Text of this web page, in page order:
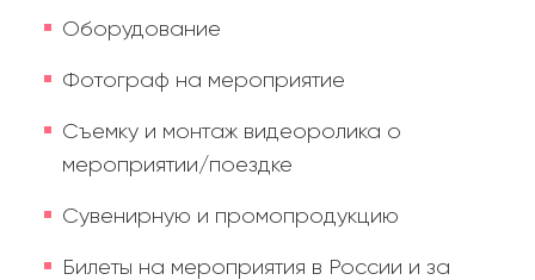
Оборудование
Фотограф на мероприятие
Съемку и монтаж видеоролика о
мероприятии/поездке
Сувенирную и промопродукцию
Билеты на мероприятия в России и за